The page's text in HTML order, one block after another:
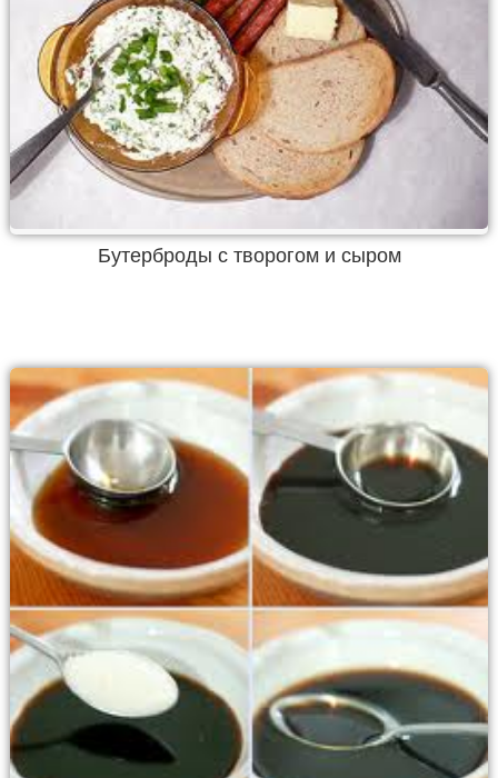
Бутерброды с творогом и сыром